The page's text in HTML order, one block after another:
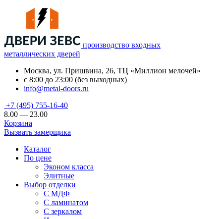
производство входных
металлических дверей
Москва, ул. Пришвина, 26, ТЦ «Миллион мелочей»
с 8:00 до 23:00 (без выходных)
info@metal-doors.ru
+7 (495) 755-16-40
8.00 — 23.00
Корзина
Вызвать замерщика
Каталог
По цене
Эконом класса
Элитные
Выбор отделки
С МДФ
С ламинатом
С зеркалом